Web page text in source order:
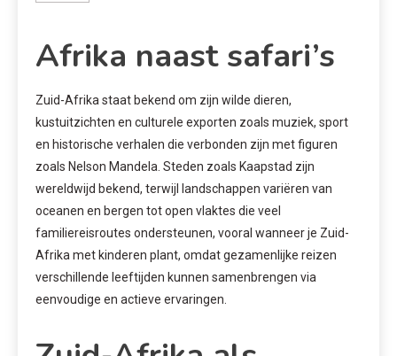
Afrika naast safari’s
Zuid-Afrika staat bekend om zijn wilde dieren,
kustuitzichten en culturele exporten zoals muziek, sport
en historische verhalen die verbonden zijn met figuren
zoals Nelson Mandela. Steden zoals Kaapstad zijn
wereldwijd bekend, terwijl landschappen variëren van
oceanen en bergen tot open vlaktes die veel
familiereisroutes ondersteunen, vooral wanneer je Zuid-
Afrika met kinderen plant, omdat gezamenlijke reizen
verschillende leeftijden kunnen samenbrengen via
eenvoudige en actieve ervaringen.